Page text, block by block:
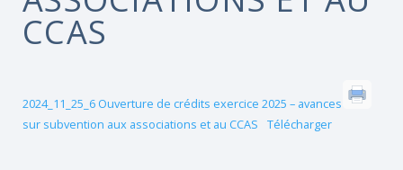
CCAS
2024_11_25_6 Ouverture de crédits exercice 2025 – avances
sur subvention aux associations et au CCAS
Télécharger